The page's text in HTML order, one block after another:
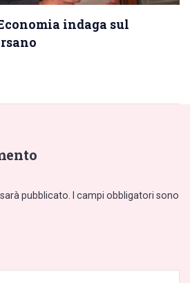
indaga sul
pubblicato.
I campi obbligatori sono